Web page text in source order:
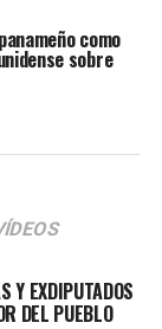
como
sobre
Y EXDIPUTADOS
DEL PUEBLO